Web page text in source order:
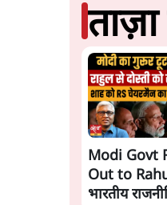
Modi Govt
Out to
भारतीय